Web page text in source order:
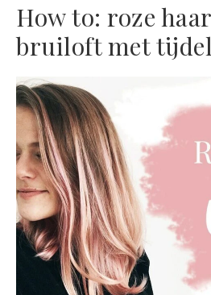
How to: roze
bruiloft met